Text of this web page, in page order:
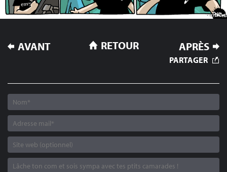
NAVIGATION
DE
AVANT APRÈS
RETOUR
PARTAGER